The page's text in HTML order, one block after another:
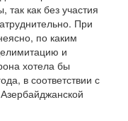
как без участия
При
по каким
и
хотела бы
в соответствии с